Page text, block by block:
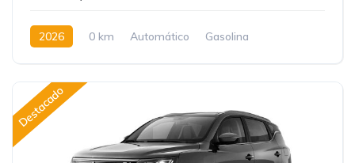
2026 0 km Automático
Gasolina
Destacado